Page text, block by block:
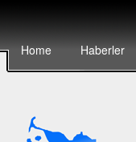
Home Haberler